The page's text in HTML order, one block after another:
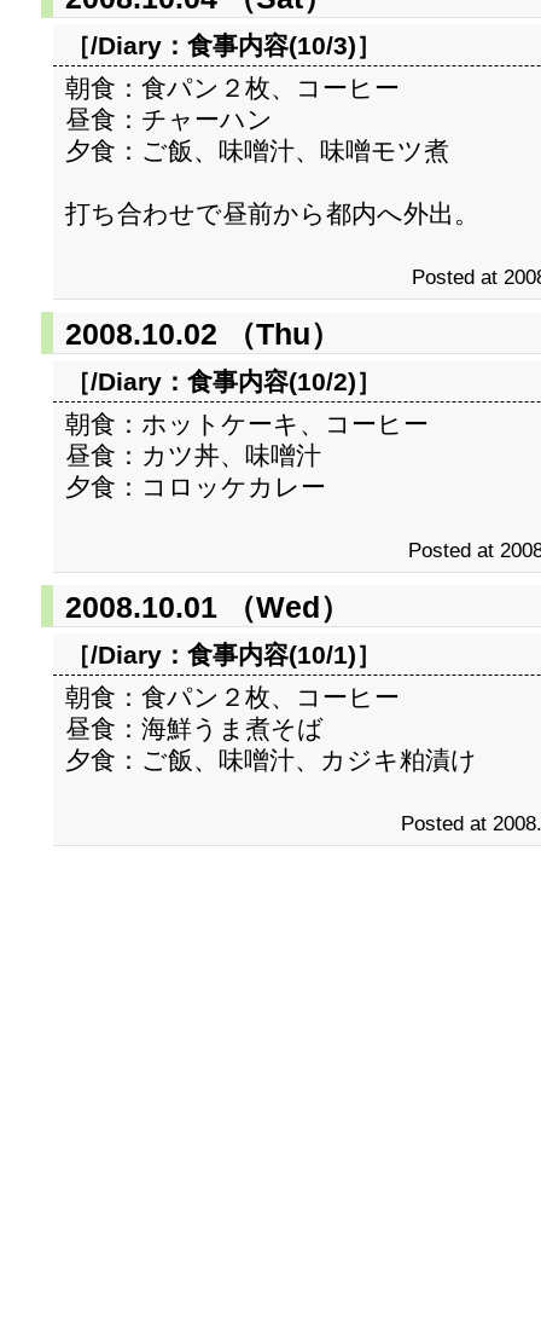
［/Diary： 食事内容(10/3)］
朝食：食パン２枚、コーヒー
昼食：チャーハン
夕食：ご飯、味噌汁、味噌モツ煮
打ち合わせで昼前から都内へ外出。
Posted at
2008.10.02 （Thu）
［/Diary： 食事内容(10/2)］
朝食：ホットケーキ、コーヒー
昼食：カツ丼、味噌汁
夕食：コロッケカレー
Posted at
2008.10.01 （Wed）
［/Diary： 食事内容(10/1)］
朝食：食パン２枚、コーヒー
昼食：海鮮うま煮そば
夕食：ご飯、味噌汁、カジキ粕漬け
Posted at